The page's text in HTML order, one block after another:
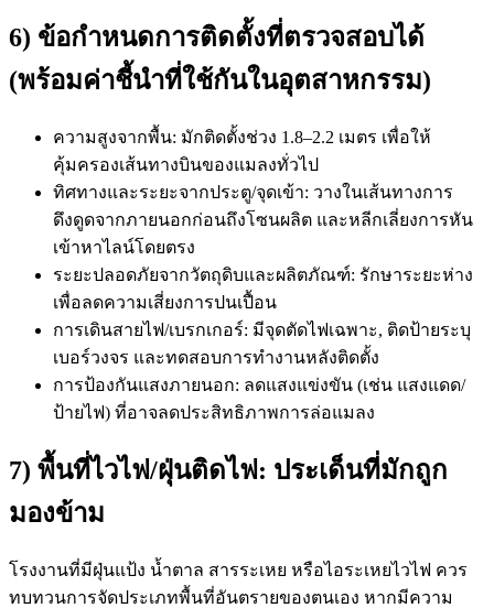
6) ข้อกำหนดการติดตั้งที่ตรวจสอบได้
(พร้อมค่าชี้นำที่ใช้กันในอุตสาหกรรม)
ความสูงจากพื้น: มักติดตั้งช่วง 1.8–2.2 เมตร เพื่อให้
คุ้มครองเส้นทางบินของแมลงทั่วไป
ทิศทางและระยะจากประตู/จุดเข้า: วางในเส้นทางการ
ดึงดูดจากภายนอกก่อนถึงโซนผลิต และหลีกเลี่ยงการหัน
เข้าหาไลน์โดยตรง
ระยะปลอดภัยจากวัตถุดิบและผลิตภัณฑ์: รักษาระยะห่าง
เพื่อลดความเสี่ยงการปนเปื้อน
การเดินสายไฟ/เบรกเกอร์: มีจุดตัดไฟเฉพาะ, ติดป้ายระบุ
เบอร์วงจร และทดสอบการทำงานหลังติดตั้ง
การป้องกันแสงภายนอก: ลดแสงแข่งขัน (เช่น แสงแดด/
ป้ายไฟ) ที่อาจลดประสิทธิภาพการล่อแมลง
7) พื้นที่ไวไฟ/ฝุ่นติดไฟ: ประเด็นที่มักถูก
มองข้าม
โรงงานที่มีฝุ่นแป้ง น้ำตาล สารระเหย หรือไอระเหยไวไฟ ควร
ทบทวนการจัดประเภทพื้นที่อันตรายของตนเอง หากมีความ